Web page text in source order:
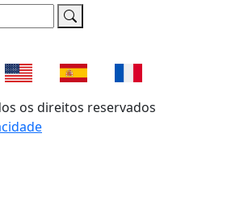
os direitos reservados